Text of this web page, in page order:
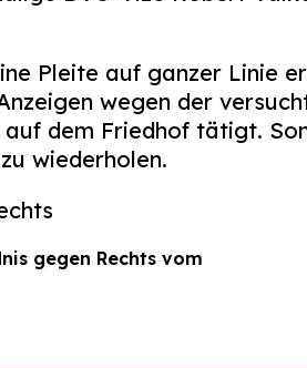
Pleite auf ganzer Linie
wegen der
dem Friedhof tätigt.
wiederholen.
gegen Rechts vom